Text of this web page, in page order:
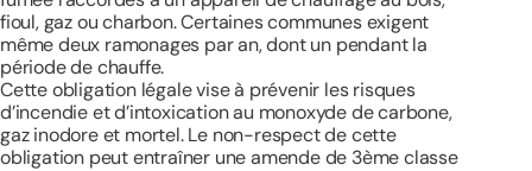
fioul, gaz ou charbon. Certaines communes exigent
même deux ramonages par an, dont un pendant la
période de chauffe.
Cette obligation légale vise à prévenir les risques
d’incendie et d’intoxication au monoxyde de carbone,
gaz inodore et mortel. Le non-respect de cette
obligation peut entraîner une amende de 3ème classe